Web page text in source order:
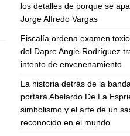
los detalles de porque se
Jorge Alfredo Vargas
Fiscalía ordena examen
del Dapre Angie Rodríguez
intento de envenenamiento
La historia detrás de la
portará Abelardo De La
simbolismo y el arte de un
reconocido en el mundo